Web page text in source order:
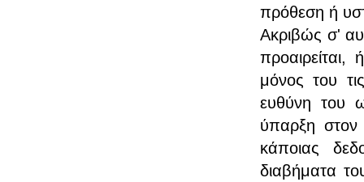
πρόθεση ή
Ακριβώς σ'
προαιρείται,
μόνος του
ευθύνη του
ύπαρξη
κάποιας
διαβήματα